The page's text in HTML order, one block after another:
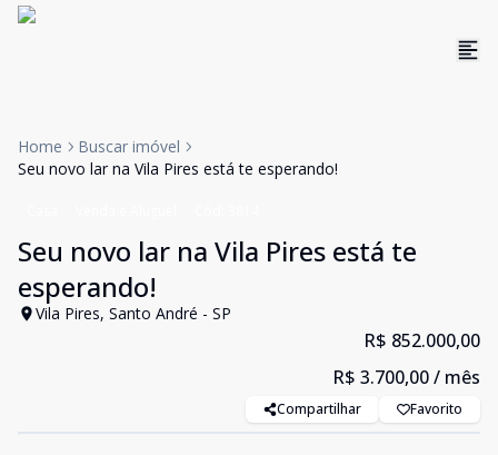
Home
Buscar imóvel
Seu novo lar na Vila Pires está te esperando!
Seu novo lar na Vila Pires está te
esperando!
Vila Pires, Santo André - SP
R$ 852.000,00
R$ 3.700,00/ mês
Compartilhar Favorito